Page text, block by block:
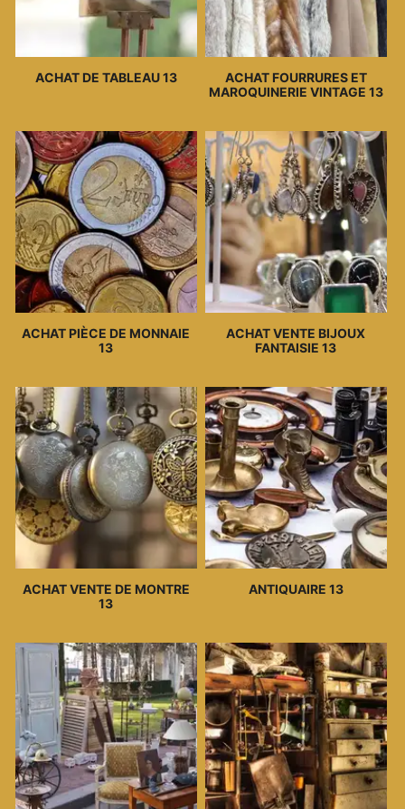
ACHAT DE TABLEAU 13
ACHAT FOURRURES ET
MAROQUINERIE VINTAGE 13
ACHAT PIÈCE DE MONNAIE
13
ACHAT VENTE BIJOUX
FANTAISIE 13
ACHAT VENTE DE MONTRE
13
ANTIQUAIRE 13